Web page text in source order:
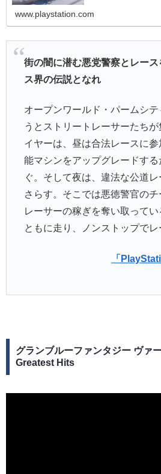
www.playstation.com
街の闇に潜む悪党警察とレー
ス界の伝説となれ
オープンワールド・パームシ
うとストリートレーサーたち
イヤーは、昼は合法レースに
能マシンをアップグレードす
ぐ。そして夜は、違法な公道
さらす。そこでは悪徳警官のチ
レーサーの稼ぎを奪い取って
ともに走り、ノンストップでレ
「
グランブルーファンタジー ヴァ
Greatest Hits